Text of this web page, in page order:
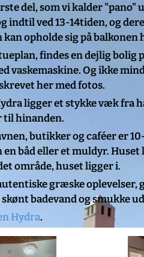
del, som vi kalder
indtil ved 13-14tiden, og
kan opholde sig på
findes en dejlig bolig
vaskemaskine. Og ikke
her med fotos.
ligger et stykke væk fra
til hinanden.
butikker og caféer er
en båd eller et muldyr.
område, huset ligger i.
græske
badevand og smukke
Hydra.